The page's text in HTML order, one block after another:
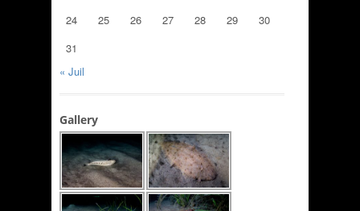
24
25 26 27 28 29
30
31
« Juil
Gallery